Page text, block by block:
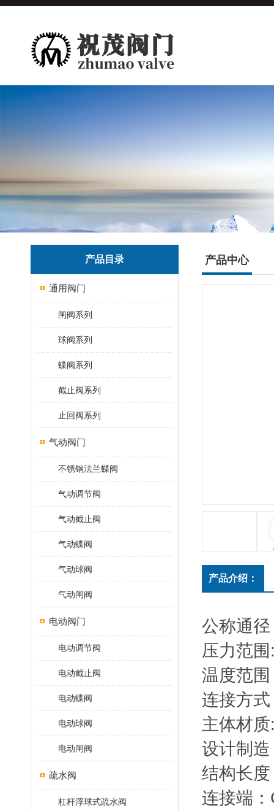
产品目录
通用阀门
闸阀系列
球阀系列
蝶阀系列
截止阀系列
止回阀系列
气动阀门
不锈钢法兰蝶阀
气动调节阀
气动截止阀
气动蝶阀
气动球阀
气动闸阀
电动阀门
电动调节阀
电动截止阀
电动蝶阀
电动球阀
电动闸阀
疏水阀
杠杆浮球式疏水阀
产品中心
产品介绍：
公称通
压力范
温度范
连接方
主体材
设计制
结构长
连接端